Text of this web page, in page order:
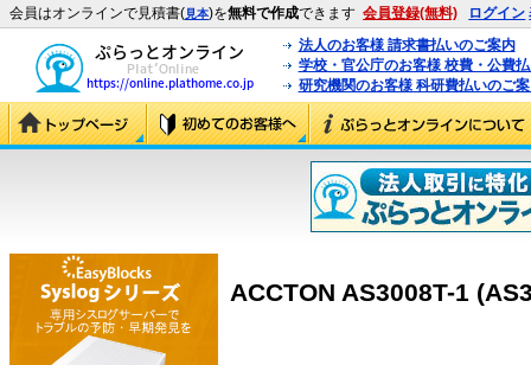
会員はオンラインで見積書(見本)を無料で作成できます 会員登録(無料) ログイン
法人のお客様 請求書払いのご案内
学校・官公庁のお客様 校費・公費
研究機関のお客様 科研費払いのご
ACCTON AS3008T-1